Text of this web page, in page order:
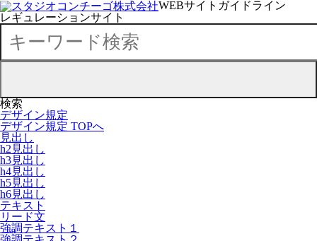
WEBサイトガイドライン
レギュレーションサイト
検索
デザイン規定
デザイン規定 TOPへ
見出し
h2見出し
h3見出し
h4見出し
h5見出し
h6見出し
テキスト
リード文
強調テキスト１